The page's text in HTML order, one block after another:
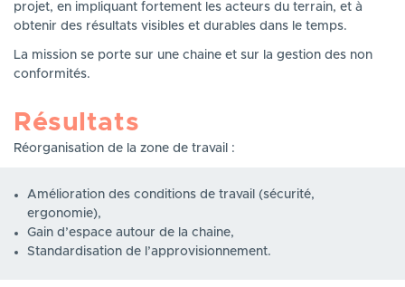
projet, en impliquant fortement les acteurs du terrain, et à
obtenir des résultats visibles et durables dans le temps.
La mission se porte sur une chaine et sur la gestion des non
conformités.
Résultats
Réorganisation de la zone de travail :
Amélioration des conditions de travail (sécurité,
ergonomie),
Gain d’espace autour de la chaine,
Standardisation de l’approvisionnement.